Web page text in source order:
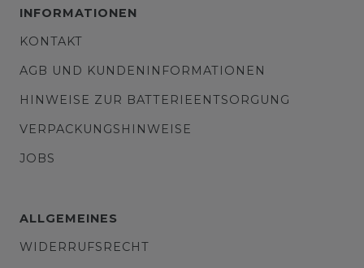
INFORMATIONEN
KONTAKT
AGB UND KUNDENINFORMATIONEN
HINWEISE ZUR BATTERIEENTSORGUNG
VERPACKUNGSHINWEISE
JOBS
ALLGEMEINES
WIDERRUFSRECHT